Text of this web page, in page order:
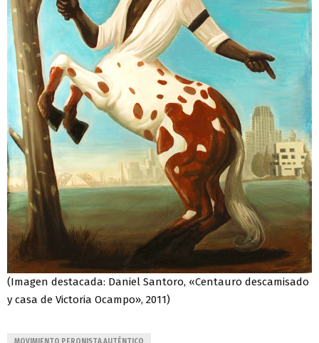
(Imagen destacada: Daniel Santoro, «Centauro descamisado
y casa de Victoria Ocampo», 2011)